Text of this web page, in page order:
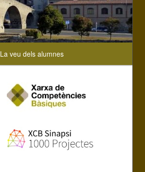
La veu dels alumnes